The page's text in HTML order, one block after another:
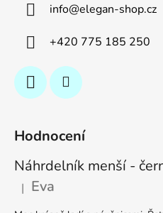
info@elegan-shop.cz
+420 775 185 250
Hodnocení
Náhrdelník menší -
Hodnocení produktu je 5 z 5
| Eva